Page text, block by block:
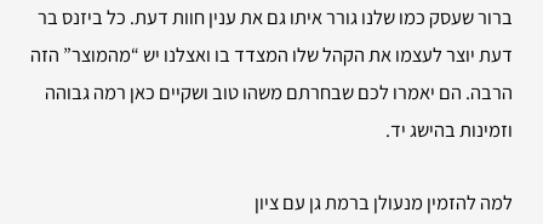
ברור שעסק כמו שלנו גורר איתו גם את ענין חוות דעת. כל ביזנס בר
דעת יוצר לעצמו את הקהל שלו המצדד בו ואצלנו יש “מהמוצר” הזה
הרבה. הם יאמרו לכם שבחרתם משהו טוב ושקיים כאן רמה גבוהה
וזמינות בהישג יד.
למה להזמין מנעולן ברמת גן עם ציון